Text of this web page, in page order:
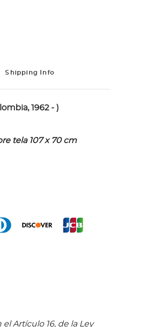
Shipping Info
1962 - )
tela 107 x 70 cm
Artículo 16, de la Ley